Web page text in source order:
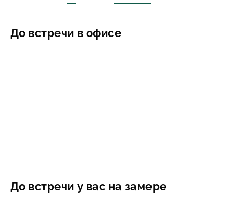
До встречи в офисе
До встречи у вас на замере